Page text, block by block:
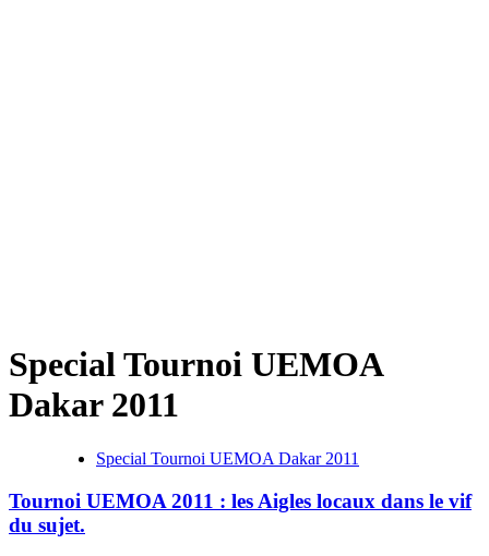
Special Tournoi UEMOA
Dakar 2011
Special Tournoi UEMOA Dakar 2011
Tournoi UEMOA 2011 : les Aigles locaux dans le vif
du sujet.